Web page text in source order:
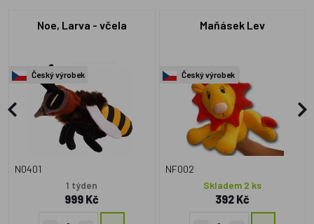
Noe, Larva - včela
Český výrobek
N0401
1 týden
999 Kč
Maňásek Lev
Český výrobek
NF002
Skladem 2 ks
392 Kč